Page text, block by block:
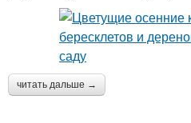
читать дальше →